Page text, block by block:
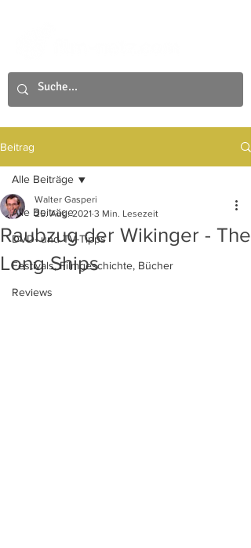
Beitrag
Alle Beiträge
DVD- und TV-Tipps
Festivals, Filmgeschichte, Bücher
Reviews
Alle Beiträge
Raubzug der Wikinger - The
Long Ships
Walter Gasperi
25. Aug. 2021 3 Min. Lesezeit